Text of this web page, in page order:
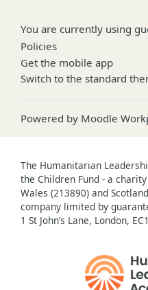
You are currently using
Policies
Get the mobile app
Switch to the standard
Powered by Moodle
The Humanitarian
the Children Fund - a
Wales (213890) and
company limited by
1 St John’s Lane, London,